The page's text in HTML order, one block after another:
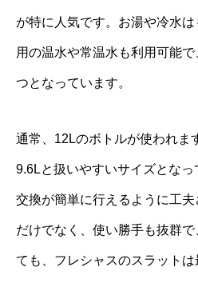
が特に人気です。お湯や冷水
用の温水や常温水も利用可能
つとなっています。
通常、12Lのボトルが使われま
9.6Lと扱いやすいサイズとな
交換が簡単に行えるように工
だけでなく、使い勝手も抜群
ても、フレシャスのスラット